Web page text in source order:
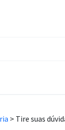
> Tire suas